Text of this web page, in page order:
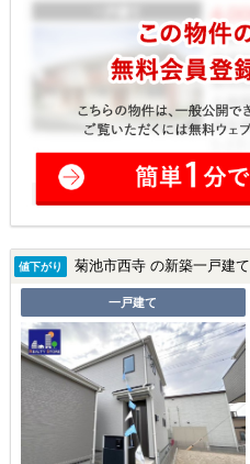
値下がり 菊池市西寺 の新築一戸建て
一戸建て